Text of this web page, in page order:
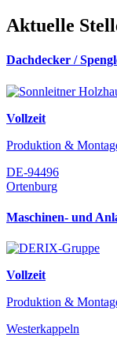
Aktuelle
Dachdecker /
Vollzeit
Produktion &
DE-94496
Ortenburg
Maschinen- und
Vollzeit
Produktion &
Westerkappeln